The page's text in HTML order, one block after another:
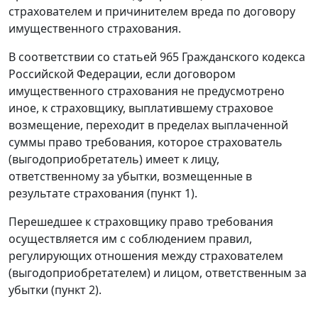
страхователем и причинителем вреда по договору
имущественного страхования.
В соответствии со статьей 965 Гражданского кодекса
Российской Федерации, если договором
имущественного страхования не предусмотрено
иное, к страховщику, выплатившему страховое
возмещение, переходит в пределах выплаченной
суммы право требования, которое страхователь
(выгодоприобретатель) имеет к лицу,
ответственному за убытки, возмещенные в
результате страхования (пункт 1).
Перешедшее к страховщику право требования
осуществляется им с соблюдением правил,
регулирующих отношения между страхователем
(выгодоприобретателем) и лицом, ответственным за
убытки (пункт 2).